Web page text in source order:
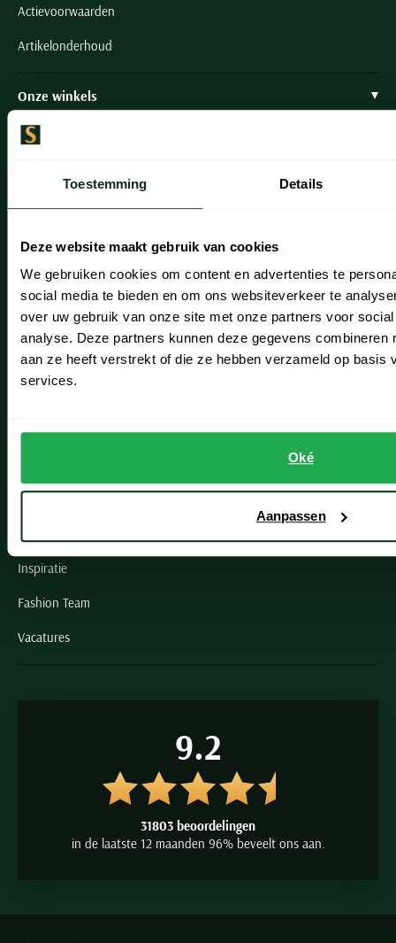
Toestemming Details
Deze website maakt gebruik van cookies
We gebruiken cookies om content en advertenties te
social media te bieden en om ons websiteverkeer te
over uw gebruik van onze site met onze partners voor
analyse. Deze partners kunnen deze gegevens combineren
aan ze heeft verstrekt of die ze hebben verzameld op basis
services.
Oké
Aanpassen
Actievoorwaarden
Artikelonderhoud
Onze winkels
Onze winkels
Leiderdorp
Lisse
Oegstgeest
Openingstijden winkels
Paul & Shark specialist
Inspiratie
Fashion Team
Vacatures
9.2
31803 beoordelingen
in de laatste 12 maanden 96% beveelt ons aan.